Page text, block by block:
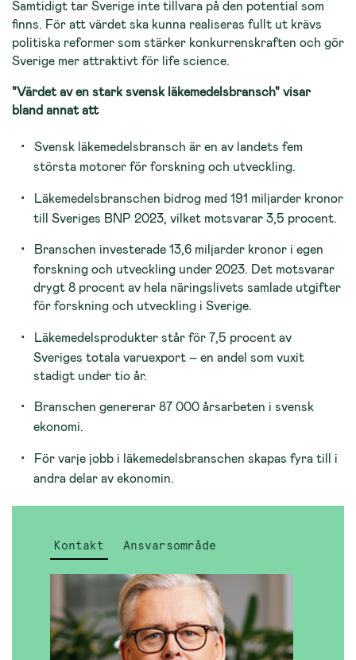
Samtidigt tar Sverige inte tillvara på den potential som
finns. För att värdet ska kunna realiseras fullt ut krävs
politiska reformer som stärker konkurrenskraften och gör
Sverige mer attraktivt för life science.
"Värdet av en stark svensk läkemedelsbransch" visar
bland annat att
Svensk läkemedelsbransch är en av landets fem
största motorer för forskning och utveckling.
Läkemedelsbranschen bidrog med 191 miljarder kronor
till Sveriges BNP 2023, vilket motsvarar 3,5 procent.
Branschen investerade 13,6 miljarder kronor i egen
forskning och utveckling under 2023. Det motsvarar
drygt 8 procent av hela näringslivets samlade utgifter
för forskning och utveckling i Sverige.
Läkemedelsprodukter står för 7,5 procent av
Sveriges totala varuexport – en andel som vuxit
stadigt under tio år.
Branschen genererar 87 000 årsarbeten i svensk
ekonomi.
För varje jobb i läkemedelsbranschen skapas fyra till i
andra delar av ekonomin.
Kontakt Ansvarsområde